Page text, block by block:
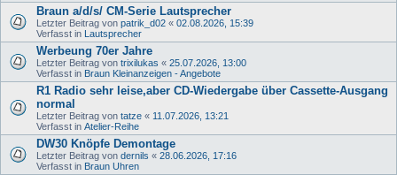
Braun a/d/s/ CM-Serie Lautsprecher
Letzter Beitrag von patrik_d02 « 02.08.2026, 15:39
Verfasst in Lautsprecher
Werbeung 70er Jahre
Letzter Beitrag von trixilukas « 25.07.2026, 13:00
Verfasst in Braun Kleinanzeigen - Angebote
R1 Radio sehr leise,aber CD-Wiedergabe über Cassette-Ausgang
normal
Letzter Beitrag von tatze « 11.07.2026, 13:21
Verfasst in Atelier-Reihe
DW30 Knöpfe Demontage
Letzter Beitrag von dernils « 28.06.2026, 17:16
Verfasst in Braun Uhren